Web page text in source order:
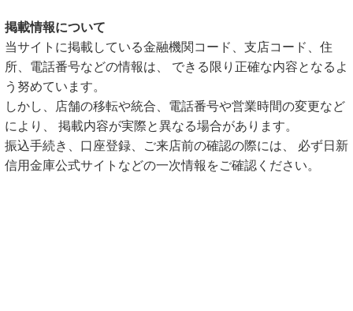
掲載情報について
当サイトに掲載している金融機関コード、支店コード、住
所、電話番号などの情報は、 できる限り正確な内容となるよ
う努めています。
しかし、店舗の移転や統合、電話番号や営業時間の変更など
により、 掲載内容が実際と異なる場合があります。
振込手続き、口座登録、ご来店前の確認の際には、 必ず日新
信用金庫公式サイトなどの一次情報をご確認ください。